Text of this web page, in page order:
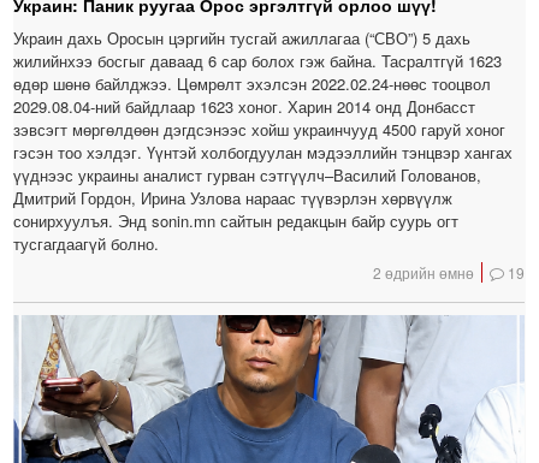
Украин: Паник руугаа Орос эргэлтгүй орлоо шүү!
Украин дахь Оросын цэргийн тусгай ажиллагаа (“СВО”) 5 дахь
жилийнхээ босгыг даваад 6 сар болох гэж байна. Тасралтгүй 1623
өдөр шөнө байлджээ. Цөмрөлт эхэлсэн 2022.02.24-нөөс тооцвол
2029.08.04-ний байдлаар 1623 хоног. Харин 2014 онд Донбасст
зэвсэгт мөргөлдөөн дэгдсэнээс хойш украинчууд 4500 гаруй хоног
гэсэн тоо хэлдэг. Үүнтэй холбогдуулан мэдээллийн тэнцвэр хангах
үүднээс украины аналист гурван сэтгүүлч–Василий Голованов,
Дмитрий Гордон, Ирина Узлова нараас түүвэрлэн хөрвүүлж
сонирхуулъя. Энд sonin.mn сайтын редакцын байр суурь огт
тусгагдаагүй болно.
2 өдрийн өмнө 19